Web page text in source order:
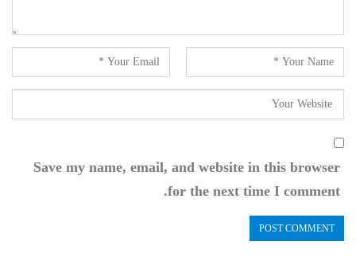
Save my name, email, and website in this browser
for the next time I comment.